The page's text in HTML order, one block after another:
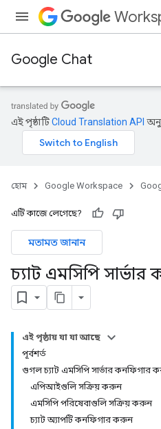
Google Chat
এই পৃষ্ঠাটিCloud Translation API
হোম Google Workspace
এটি কাজে লেগেছে?
মতামত জানান
চ্যাট এমসিপি
এই পৃষ্ঠায় যা যা আছে
পূর্বশর্ত
গুগল চ্যাট এমসিপি সার্ভার কনফিগার
এপিআইগুলি সক্রিয় করুন
এমসিপি পরিষেবাগুলি সক্রিয় করুন
চ্যাট অ্যাপটি কনফিগার করুন